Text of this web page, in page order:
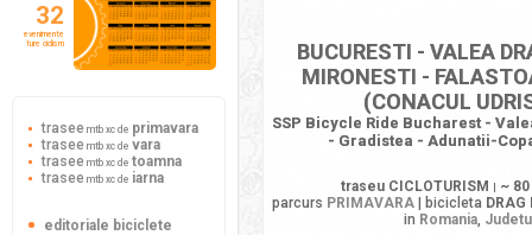
BUCURESTI - VALEA
MIRONESTI -
(CONACUL
SSP Bicycle Ride Bucharest -
- Gradistea - Adunatii-
traseu CICLOTURISM
~
parcurs PRIMAVARA | bicicleta
in Romania,
32
evenimente
ture ciclism
trasee mtb xc de primavara
trasee mtb xc de vara
trasee mtb xc de toamna
trasee mtb xc de iarna
editoriale biciclete